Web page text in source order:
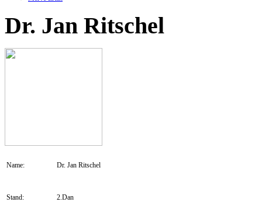
Dr. Jan Ritschel
Name: Dr. Jan Ritschel
Stand: 2.Dan